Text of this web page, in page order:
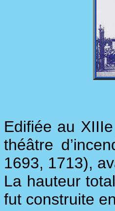
Edifiée au
théâtre
1693, 1713),
La hauteur
fut construite